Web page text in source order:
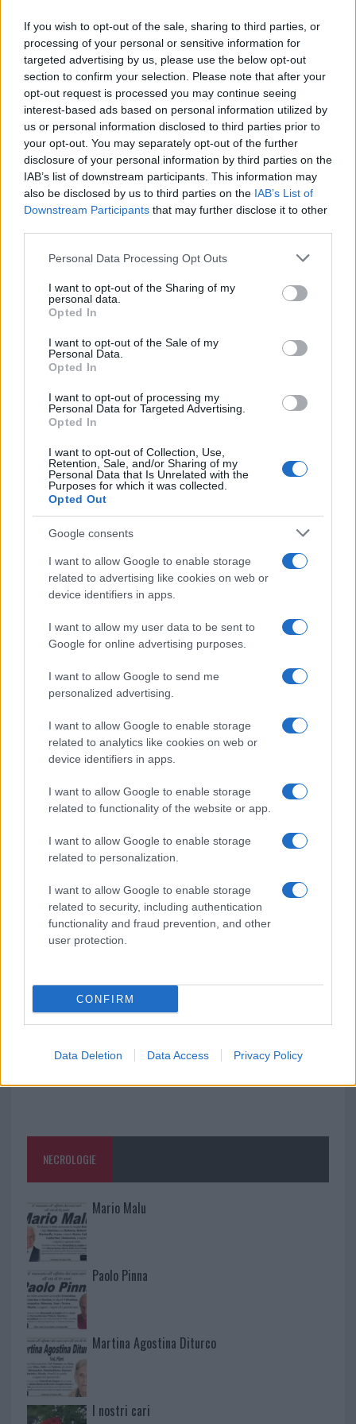
If you wish to opt-out of the sale, sharing to third parties, or
processing of your personal or sensitive information for
targeted advertising by us, please use the below opt-out
section to confirm your selection. Please note that after your
opt-out request is processed you may continue seeing
interest-based ads based on personal information utilized by
us or personal information disclosed to third parties prior to
your opt-out. You may separately opt-out of the further
disclosure of your personal information by third parties on the
IAB’s list of downstream participants. This information may
also be disclosed by us to third parties on the IAB’s List of
Downstream Participants that may further disclose it to other
Please note that this website/app uses one or more Google
not limited to your visit or usage behaviour. You may click to
grant or deny consent to Google and its third-party tags to
use your data for below specified purposes in below Google
consent section.
Personal Data Processing Opt Outs
I want to opt-out of the Sharing of my
personal data.
Opted In
I want to opt-out of the Sale of my
Personal Data.
Opted In
I want to opt-out of processing my
Personal Data for Targeted Advertising.
Opted In
I want to opt-out of Collection, Use,
Retention, Sale, and/or Sharing of my
Personal Data that Is Unrelated with the
Purposes for which it was collected.
Opted Out
Google consents
I want to allow Google to enable storage
related to advertising like cookies on web or
device identifiers in apps.
I want to allow my user data to be sent to
Google for online advertising purposes.
I want to allow Google to send me
personalized advertising.
I want to allow Google to enable storage
related to analytics like cookies on web or
device identifiers in apps.
I want to allow Google to enable storage
related to functionality of the website or app.
I want to allow Google to enable storage
related to personalization.
I want to allow Google to enable storage
related to security, including authentication
functionality and fraud prevention, and other
user protection.
CONFIRM
Data Deletion Data Access Privacy Policy
Puoi abbonarti asoli € 1,10 al mese
cliccandoqui
Sei già abbonato?
Puoi effettuare l'accesso andando nella
sezione Login dal menù del sito o
cliccandoqui
TEMI: Cerco Lavoro
Lavoro Olbia
Notizie Sardegna
Offerte Lavoro
Condividi l'articolo
F
a
ce
b
o
o
k
T
w
it
te
r
Pi
te
re
st
W
at
s
A
p
p
S
a
re
Articolo precedente
Prossimo articolo
NOTIZIE RECENTI
Incendi, a San Pasquale arriva il Campo Base:
l’inaugurazione
Andrea Mura conquista Palau: grande
partecipazione per il suo racconto
Calangianus, allarme sul centro accoglienza
minori, Albieri: “Episodi gravissimi”
Gallura, finti clienti svuotano le suite: furto da
50mila nel resort
Meteo Olbia 7 agosto, sole e caldo tornano
Test tunnel Olbia: rampe chiuse ancora fino a
fine agosto
Aggius conquista la classifica delle mete più
NECROLOGIE
Mario Malu
Paolo Pinna
Martina Agostina Diturco
I nostri cari